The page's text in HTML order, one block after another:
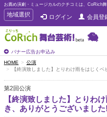
お薦め演劇・ミュージカルのクチコミは、CoRich舞
T
o
g
g
e
n
a
v
i
g
a
t
地域選択 ログイン 会員登
バナー広告お申込み
HOME
公演
【終演致しました】とりわけ雨をはじく
第2回公演
【終演致しました】とりわ
き、ありがとうございました!